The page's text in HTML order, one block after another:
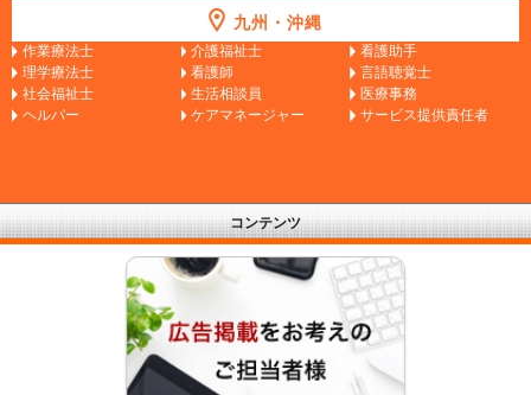
九州・沖縄
作業療法士 介護福祉士
看護助手
理学療法士
看護師
言語聴覚士
社会福祉士
生活相談員
医療事務
ヘルパー
ケアマネージャー サービス提供責任者
コンテンツ